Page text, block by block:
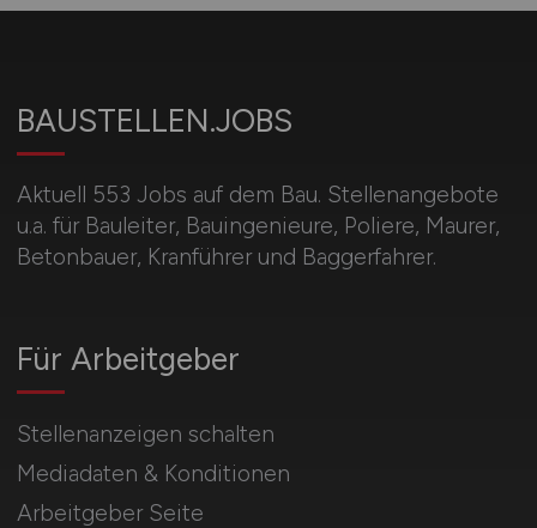
BAUSTELLEN.JOBS
Aktuell 553 Jobs auf dem Bau. Stellenangebote
u.a. für Bauleiter, Bauingenieure, Poliere, Maurer,
Betonbauer, Kranführer und Baggerfahrer.
Für Arbeitgeber
Stellenanzeigen schalten
Mediadaten & Konditionen
Arbeitgeber Seite